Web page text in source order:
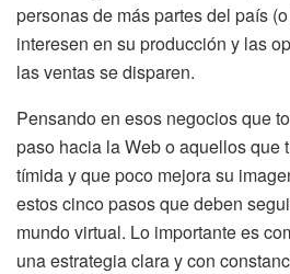
personas de más partes del país
interesen en su producción y las
las ventas se disparen.
Pensando en esos negocios que
paso hacia la Web o aquellos que
tímida y que poco mejora su
estos cinco pasos que deben
mundo virtual. Lo importante es
una estrategia clara y con